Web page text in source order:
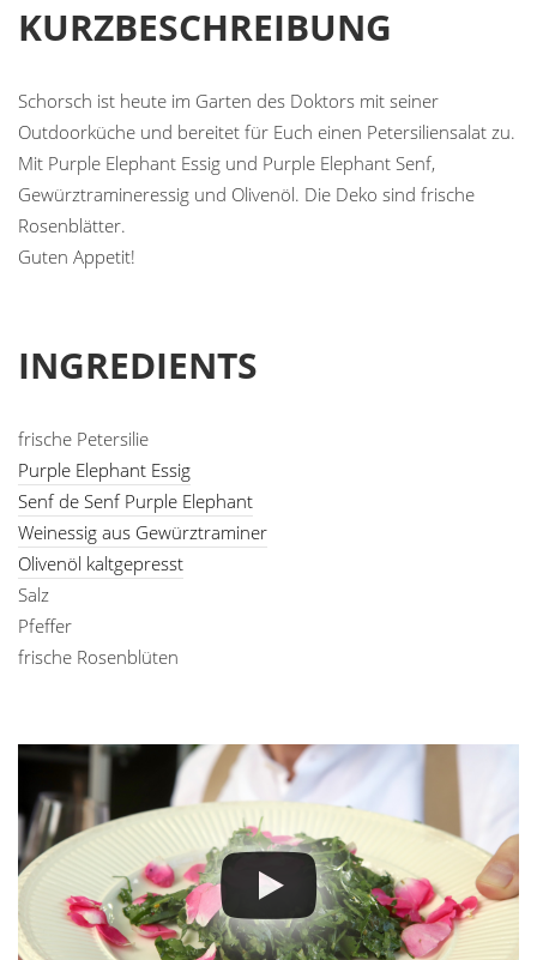
KURZBESCHREIBUNG
Schorsch ist heute im Garten des Doktors mit seiner
Outdoorküche und bereitet für Euch einen Petersiliensalat zu.
Mit Purple Elephant Essig und Purple Elephant Senf,
Gewürztramineressig und Olivenöl. Die Deko sind frische
Rosenblätter.
Guten Appetit!
INGREDIENTS
frische Petersilie
Purple Elephant Essig
Senf de Senf Purple Elephant
Weinessig aus Gewürztraminer
Olivenöl kaltgepresst
Salz
Pfeffer
frische Rosenblüten